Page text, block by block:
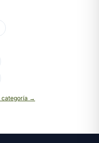
categoría →